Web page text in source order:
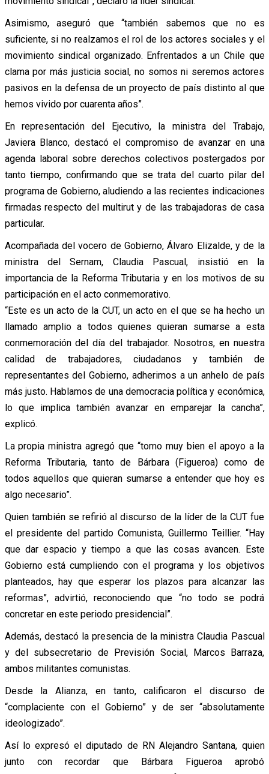
Asimismo, aseguró que “también sabemos que no es
suficiente, si no realzamos el rol de los actores sociales y el
movimiento sindical organizado. Enfrentados a un Chile que
clama por más justicia social, no somos ni seremos actores
pasivos en la defensa de un proyecto de país distinto al que
hemos vivido por cuarenta años”.
En representación del Ejecutivo, la ministra del Trabajo,
Javiera Blanco, destacó el compromiso de avanzar en una
agenda laboral sobre derechos colectivos postergados por
tanto tiempo, confirmando que se trata del cuarto pilar del
programa de Gobierno, aludiendo a las recientes indicaciones
firmadas respecto del multirut y de las trabajadoras de casa
particular.
Acompañada del vocero de Gobierno, Álvaro Elizalde, y de la
ministra del Sernam, Claudia Pascual, insistió en la
importancia de la Reforma Tributaria y en los motivos de su
participación en el acto conmemorativo.
“Este es un acto de la CUT, un acto en el que se ha hecho un
llamado amplio a todos quienes quieran sumarse a esta
conmemoración del día del trabajador. Nosotros, en nuestra
calidad de trabajadores, ciudadanos y también de
representantes del Gobierno, adherimos a un anhelo de país
más justo. Hablamos de una democracia política y económica,
lo que implica también avanzar en emparejar la cancha”,
explicó.
La propia ministra agregó que “tomo muy bien el apoyo a la
Reforma Tributaria, tanto de Bárbara (Figueroa) como de
todos aquellos que quieran sumarse a entender que hoy es
algo necesario”.
Quien también se refirió al discurso de la líder de la CUT fue
el presidente del partido Comunista, Guillermo Teillier. “Hay
que dar espacio y tiempo a que las cosas avancen. Este
Gobierno está cumpliendo con el programa y los objetivos
planteados, hay que esperar los plazos para alcanzar las
reformas”, advirtió, reconociendo que “no todo se podrá
concretar en este periodo presidencial”.
Además, destacó la presencia de la ministra Claudia Pascual
y del subsecretario de Previsión Social, Marcos Barraza,
ambos militantes comunistas.
Desde la Alianza, en tanto, calificaron el discurso de
“complaciente con el Gobierno” y de ser “absolutamente
ideologizado”.
Así lo expresó el diputado de RN Alejandro Santana, quien
junto con recordar que Bárbara Figueroa aprobó